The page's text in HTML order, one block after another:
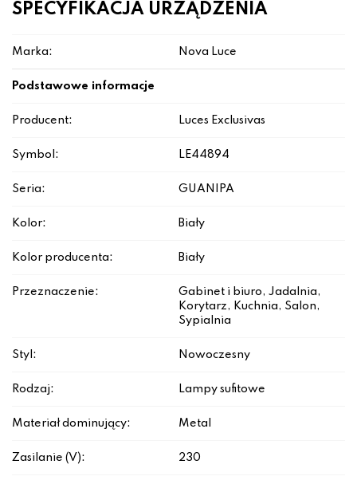
SPECYFIKACJA URZĄDZENIA
Marka: Nova Luce
Podstawowe informacje
Producent: Luces Exclusivas
Symbol: LE44894
Seria: GUANIPA
Kolor: Biały
Kolor producenta: Biały
Przeznaczenie:
Gabinet i biuro, Jadalnia,
Korytarz, Kuchnia, Salon,
Sypialnia
Styl: Nowoczesny
Rodzaj: Lampy sufitowe
Materiał dominujący: Metal
Zasilanie (V): 230